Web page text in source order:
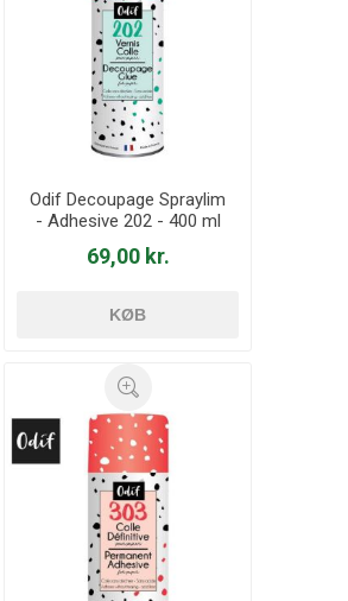
Odif Decoupage Spraylim
- Adhesive 202 - 400 ml
69,00 kr.
KØB